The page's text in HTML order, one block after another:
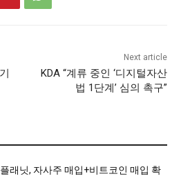
Next article
KDA “계류 중인 ‘디지털자산
법 1단계’ 심의 촉구”
래닛, 자사주 매입+비트코인 매입 확